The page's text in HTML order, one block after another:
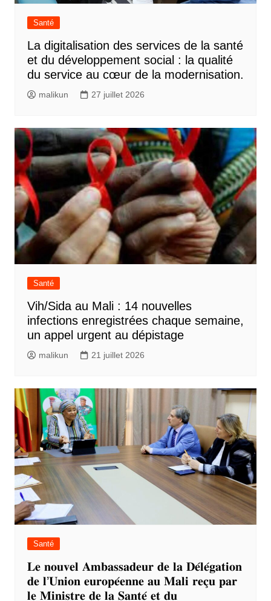
Santé
La digitalisation des services de la santé
et du développement social : la qualité
du service au cœur de la modernisation.
malikun 27 juillet 2026
Santé
Vih/Sida au Mali : 14 nouvelles
infections enregistrées chaque semaine,
un appel urgent au dépistage
malikun 21 juillet 2026
Santé
𝐋𝐞 𝐧𝐨𝐮𝐯𝐞𝐥 𝐀𝐦𝐛𝐚𝐬𝐬𝐚𝐝𝐞𝐮𝐫 𝐝𝐞 𝐥𝐚 𝐃𝐞́𝐥𝐞́𝐠𝐚𝐭𝐢𝐨𝐧
𝐝𝐞 𝐥’𝐔𝐧𝐢𝐨𝐧 𝐞𝐮𝐫𝐨𝐩𝐞́𝐞𝐧𝐧𝐞 𝐚𝐮 𝐌𝐚𝐥𝐢 𝐫𝐞𝐜̧𝐮 𝐩𝐚𝐫
𝐥𝐞 𝐌𝐢𝐧𝐢𝐬𝐭𝐫𝐞 𝐝𝐞 𝐥𝐚 𝐒𝐚𝐧𝐭𝐞́ 𝐞𝐭 𝐝𝐮